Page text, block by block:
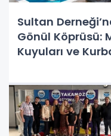
Sultan
Gönül Köprüsü:
Kuyuları ve